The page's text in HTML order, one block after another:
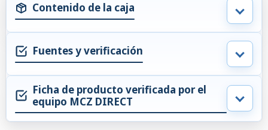
Contenido de la caja
Fuentes y verificación
Ficha de producto verificada por el
equipo MCZ DIRECT